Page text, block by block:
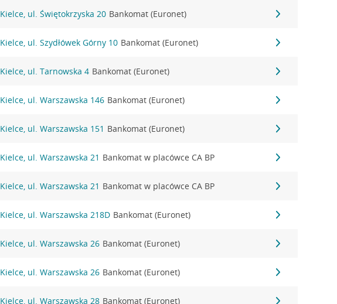
Kielce, ul. Świętokrzyska 20 Bankomat (Euronet)
Kielce, ul. Szydłówek Górny 10 Bankomat (Euronet)
Kielce, ul. Tarnowska 4 Bankomat (Euronet)
Kielce, ul. Warszawska 146 Bankomat (Euronet)
Kielce, ul. Warszawska 151 Bankomat (Euronet)
Kielce, ul. Warszawska 21 Bankomat w placówce CA BP
Kielce, ul. Warszawska 21 Bankomat w placówce CA BP
Kielce, ul. Warszawska 218D Bankomat (Euronet)
Kielce, ul. Warszawska 26 Bankomat (Euronet)
Kielce, ul. Warszawska 26 Bankomat (Euronet)
Kielce, ul. Warszawska 28 Bankomat (Euronet)